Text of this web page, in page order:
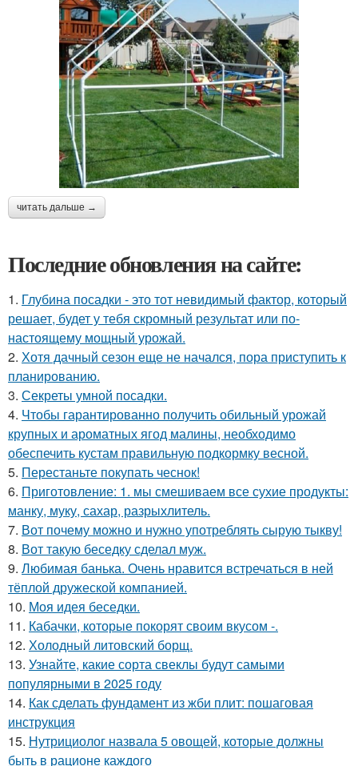
читать дальше →
Последние обновления на сайте:
1. Глубина посадки - это тот невидимый фактор, который
решает, будет у тебя скромный результат или по-
настоящему мощный урожай.
2. Хотя дачный сезон еще не начался, пора приступить к
планированию.
3. Секреты умной посадки.
4. Чтобы гарантированно получить обильный урожай
крупных и ароматных ягод малины, необходимо
обеспечить кустам правильную подкормку весной.
5. Перестаньте покупать чеснок!
6. Приготовление: 1. мы смешиваем все сухие продукты:
манку, муку, сахар, разрыхлитель.
7. Вот почему можно и нужно употреблять сырую тыкву!
8. Вот такую беседку сделал муж.
9. Любимая банька. Очень нравится встречаться в ней
тёплой дружеской компанией.
10. Моя идея беседки.
11. Кабачки, которые покорят своим вкусом -.
12. Холодный литовский борщ.
13. Узнайте, какие сорта свеклы будут самыми
популярными в 2025 году
14. Как сделать фундамент из жби плит: пошаговая
инструкция
15. Нутрициолог назвала 5 овощей, которые должны
быть в рационе каждого